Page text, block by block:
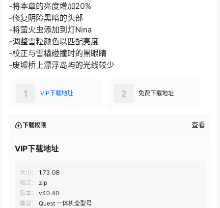
-将本章的亮度增加20%
-修复阴险黑暗的头部
-将萤火虫添加到灯Nina
-调整雪粒颜色以匹配亮度
-校正与雪橇碰撞时的黑眼睛
-废墟桥上漂浮岛屿的光线较少
VIP下载地址
1 免费下载地址
2
下载权限 查看
VIP下载地址
大小：
1.73 GB
格式：
zip
版本：
v40.40
兼容：
Quest 一体机全型号